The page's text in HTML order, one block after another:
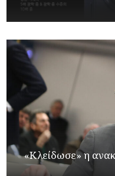
«Κλείδωσε» η